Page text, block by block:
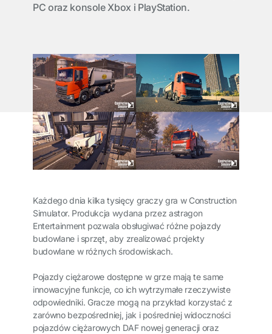
PC oraz konsole Xbox i PlayStation.
Każdego dnia kilka tysięcy graczy gra w Construction
Simulator. Produkcja wydana przez astragon
Entertainment pozwala obsługiwać różne pojazdy
budowlane i sprzęt, aby zrealizować projekty
budowlane w różnych środowiskach.
Pojazdy ciężarowe dostępne w grze mają te same
innowacyjne funkcje, co ich wytrzymałe rzeczywiste
odpowiedniki. Gracze mogą na przykład korzystać z
zarówno bezpośredniej, jak i pośredniej widoczności
pojazdów ciężarowych DAF nowej generacji oraz